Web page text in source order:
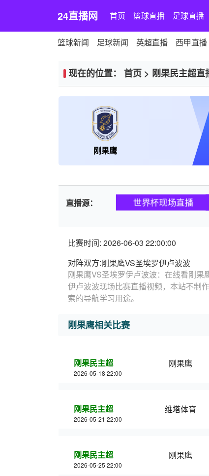
24直播网 首页 篮球直播 足球直播
篮球新闻 足球新闻 英超直播 西甲直播
现在的位置： 首页 > 刚果民主超直
刚果鹰
直播源： 世界杯现场直播
比赛时间: 2026-06-03 22:00:00
对阵双方:刚果鹰VS圣埃罗伊卢波波
刚果鹰VS圣埃罗伊卢波波：在线看刚
伊卢波波现场比赛直播视频，本站不制
索的导航学习用途。
刚果鹰相关比赛
刚果民主超
2026-05-18 22:00
刚果鹰
刚果民主超
2026-05-21 22:00
维塔体育
刚果民主超
2026-05-25 22:00
刚果鹰